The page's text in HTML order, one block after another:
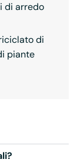
di arredo
di
piante